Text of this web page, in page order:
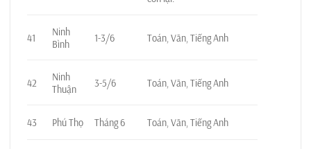
41
Ninh
Bình
1-3/6 Toán, Văn, Tiếng Anh
42
Ninh
Thuận
3-5/6 Toán, Văn, Tiếng Anh
43 Phú Thọ Tháng 6 Toán, Văn, Tiếng Anh